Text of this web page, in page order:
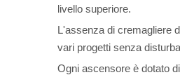
livello superiore.
L'assenza di cremagliere
vari progetti senza
Ogni ascensore è dotato